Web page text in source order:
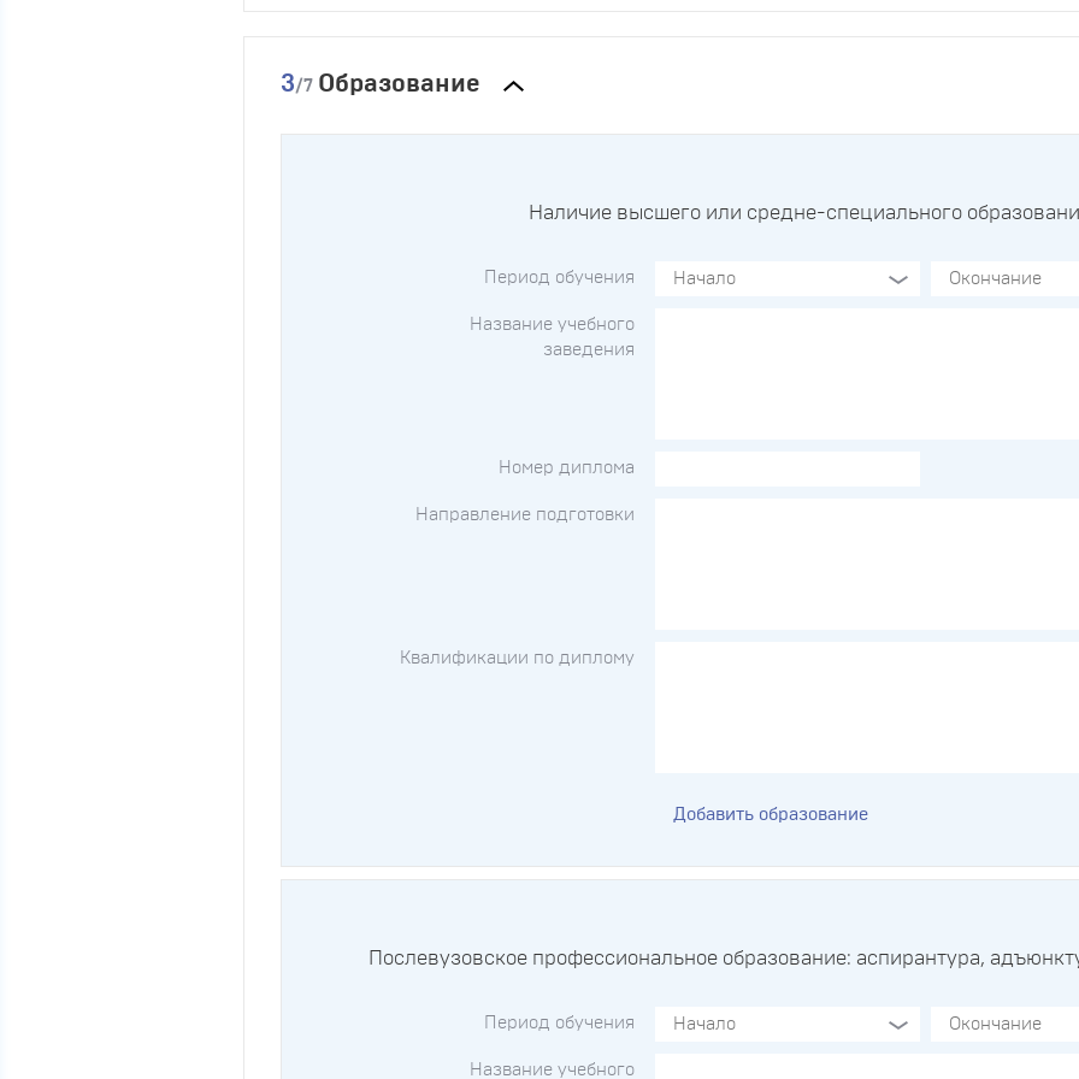
3/7 Образование
Наличие высшего или средне-специального
Период обучения
Название учебного
заведения
Номер диплома
Направление подготовки
Квалификации по диплому
Добавить образование
Послевузовское профессиональное образование: аспирантура,
Период обучения
Название учебного